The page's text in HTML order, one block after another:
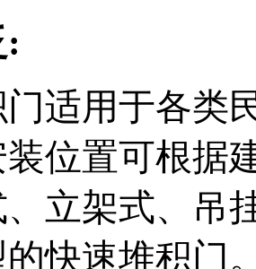
适用于各类
位置可根据
立架式、吊
快速堆积门